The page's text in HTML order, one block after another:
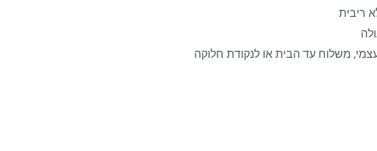
משלוח עד הבית או לנקודת חלוקה